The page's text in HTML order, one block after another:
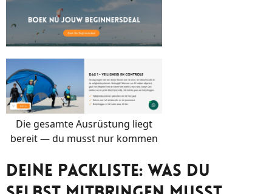
Die gesamte Ausrüstung liegt
bereit — du musst nur kommen
Deine Packliste: Was du